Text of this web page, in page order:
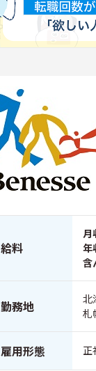
給料
月
年
含
勤務地
北
札
雇用形態 正